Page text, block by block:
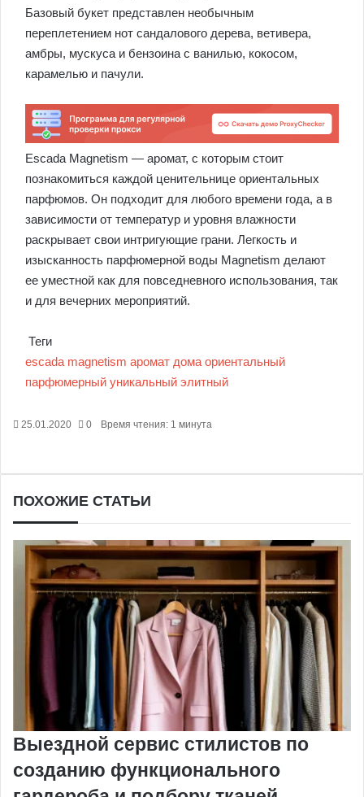
Базовый букет представлен необычным
переплетением нот сандалового дерева, ветивера,
амбры, мускуса и бензоина с ванилью, кокосом,
карамелью и пачули.
Escada Magnetism — аромат, с которым стоит
познакомиться каждой ценительнице ориентальных
парфюмов. Он подходит для любого времени года, а в
зависимости от температур и уровня влажности
раскрывает свои интригующие грани. Легкость и
изысканность парфюмерной воды Magnetism делают
ее уместной как для повседневного использования, так
и для вечерних мероприятий.
Теги
escada magnetism аромат дома ориентальный
парфюмерный уникальный элитный
25.01.2020 0 Время чтения: 1 минута
ПОХОЖИЕ СТАТЬИ
Выездной сервис стилистов по
созданию функционального